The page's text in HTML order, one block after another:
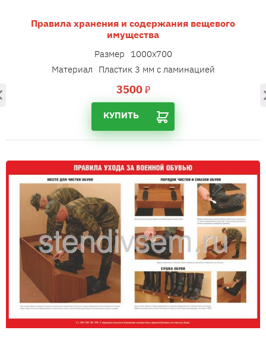
Правила хранения и содержания вещевого
имущества
Размер 1000х700
Материал Пластик 3 мм с ламинацией
3500 ₽
КУПИТЬ